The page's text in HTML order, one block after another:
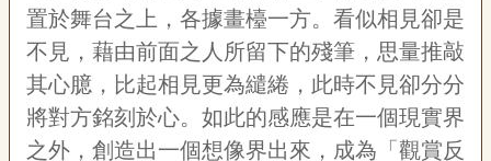
置於舞台之上，各據畫檯一方。看似相見卻是
不見，藉由前面之人所留下的殘筆，思量推敲
其心臆，比起相見更為繾綣，此時不見卻分分
將對方銘刻於心。如此的感應是在一個現實界
之外，創造出一個想像界出來，成為「觀賞反